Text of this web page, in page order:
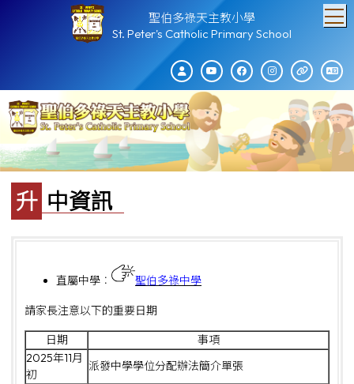
聖伯多祿天主教小學
St. Peter's Catholic Primary School
升中資訊
直屬中學︰ 聖伯多祿中學
請家長注意以下的重要日期
日期
事項
2025年11月
初
派發中學學位分配辦法簡介單張